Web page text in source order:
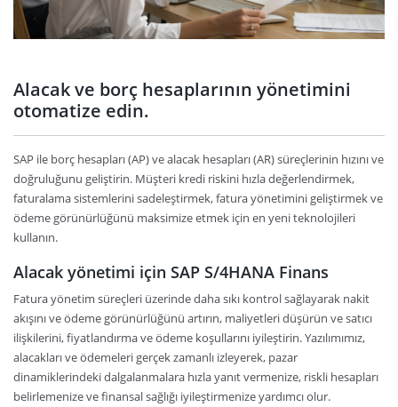
Alacak ve borç hesaplarının yönetimini
otomatize edin.
SAP ile borç hesapları (AP) ve alacak hesapları (AR) süreçlerinin hızını ve
doğruluğunu geliştirin. Müşteri kredi riskini hızla değerlendirmek,
faturalama sistemlerini sadeleştirmek, fatura yönetimini geliştirmek ve
ödeme görünürlüğünü maksimize etmek için en yeni teknolojileri
kullanın.
Alacak yönetimi için SAP S/4HANA Finans
Fatura yönetim süreçleri üzerinde daha sıkı kontrol sağlayarak nakit
akışını ve ödeme görünürlüğünü artırın, maliyetleri düşürün ve satıcı
ilişkilerini, fiyatlandırma ve ödeme koşullarını iyileştirin. Yazılımımız,
alacakları ve ödemeleri gerçek zamanlı izleyerek, pazar
dinamiklerindeki dalgalanmalara hızla yanıt vermenize, riskli hesapları
belirlemenize ve finansal sağlığı iyileştirmenize yardımcı olur.